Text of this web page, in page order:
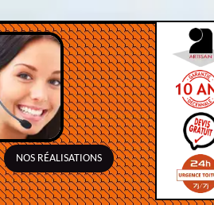
NOS RÉALISATIONS